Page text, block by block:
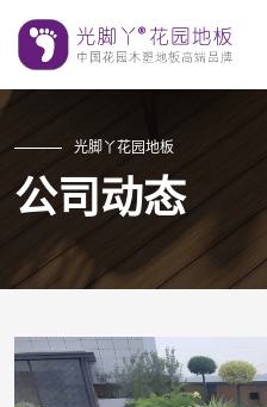
光脚丫花园地板
公司动态